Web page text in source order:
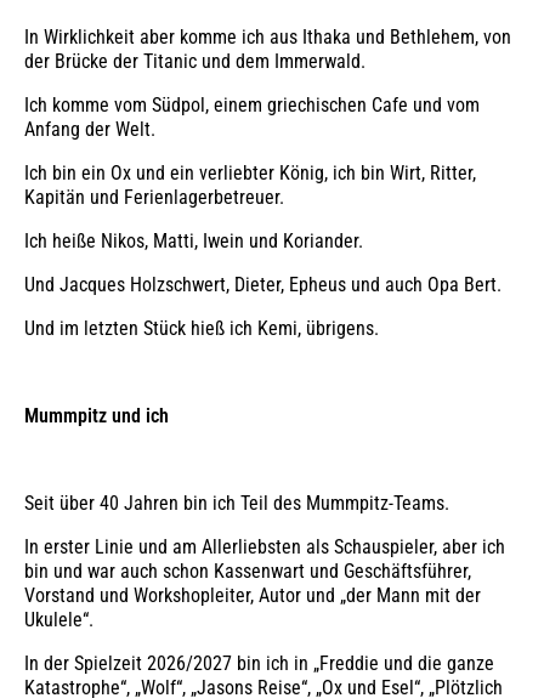
In Wirklichkeit aber komme ich aus Ithaka und Bethlehem, von
der Brücke der Titanic und dem Immerwald.
Ich komme vom Südpol, einem griechischen Cafe und vom
Anfang der Welt.
Ich bin ein Ox und ein verliebter König, ich bin Wirt, Ritter,
Kapitän und Ferienlagerbetreuer.
Ich heiße Nikos, Matti, Iwein und Koriander.
Und Jacques Holzschwert, Dieter, Epheus und auch Opa Bert.
Und im letzten Stück hieß ich Kemi, übrigens.
Mummpitz und ich
Seit über 40 Jahren bin ich Teil des Mummpitz-Teams.
In erster Linie und am Allerliebsten als Schauspieler, aber ich
bin und war auch schon Kassenwart und Geschäftsführer,
Vorstand und Workshopleiter, Autor und „der Mann mit der
Ukulele“.
In der Spielzeit 2026/2027 bin ich in „Freddie und die ganze
Katastrophe“, „Wolf“, „Jasons Reise“, „Ox und Esel“, „Plötzlich